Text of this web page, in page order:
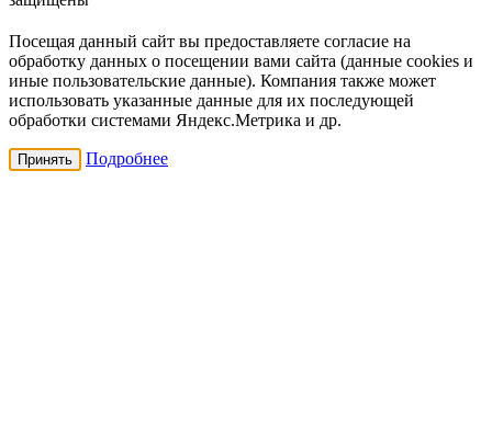
Посещая данный сайт вы предоставляете согласие на
обработку данных о посещении вами сайта (данные cookies и
иные пользовательские данные). Компания также может
использовать указанные данные для их последующей
обработки системами Яндекс.Метрика и др.
Принять Подробнее